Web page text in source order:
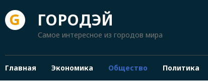
ГОРОДЭЙ
Самое интересное из городов мира
Главная Экономика Общество Политика